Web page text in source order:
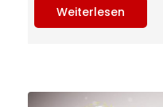
Weiterlesen